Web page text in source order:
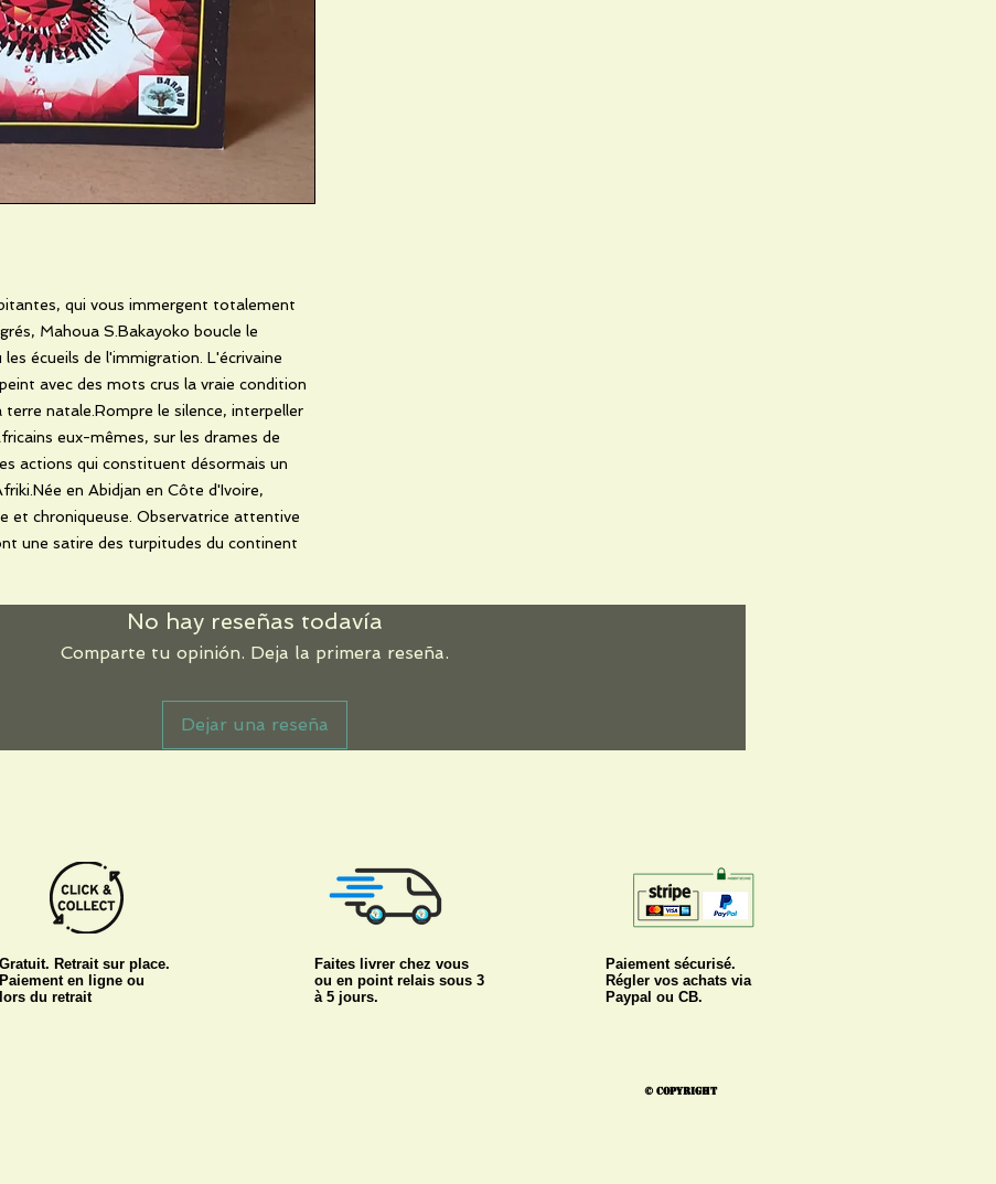
qui vous immergent totalement
Mahoua S.Bakayoko boucle le
écueils de l'immigration. L'écrivaine
avec des mots crus la vraie condition
natale.Rompre le silence, interpeller
eux-mêmes, sur les drames de
actions qui constituent désormais un
en Abidjan en Côte d'Ivoire,
et chroniqueuse. Observatrice attentive
une satire des turpitudes du continent
No hay reseñas todavía
Comparte tu opinión. Deja la primera reseña.
Dejar una reseña
Gratuit. Retrait sur place.
Paiement en ligne ou
lors du retrait
Faites livrer chez vous
ou en point relais sous 3
à 5 jours.
Paiement sécurisé.
Régler vos achats via
Paypal ou CB.
© Copyright